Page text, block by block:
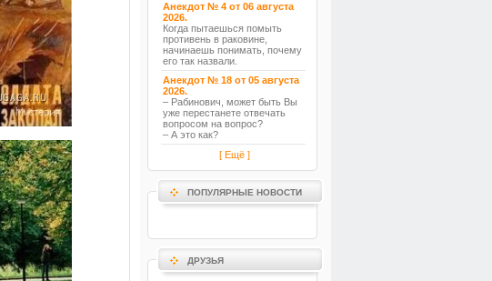
Анекдот № 4 от 06 августа
2026.
Когда пытаешься помыть
противень в раковине,
начинаешь понимать, почему
его так назвали.
Анекдот № 18 от 05 августа
2026.
– Рабинович, может быть Вы
уже перестанете отвечать
вопросом на вопрос?
– А это как?
[ Ещё ]
ПОПУЛЯРНЫЕ НОВОСТИ
ДРУЗЬЯ